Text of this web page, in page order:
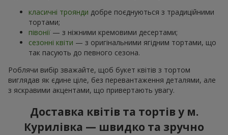
класичні троянди добре поєднуються з традиційними
тортами;
півонії — з ніжними кремовими десертами;
сезонні квіти — з оригінальними ягідним тортами, що
так пасують до певного сезона.
Роблячи вибір зважайте, щоб букет квітів з тортом
виглядав як єдине ціле, без перевантаження деталями, але
з яскравими акцентами, що привертають увагу.
Доставка квітів та тортів у м.
Курилівка — швидко та зручно